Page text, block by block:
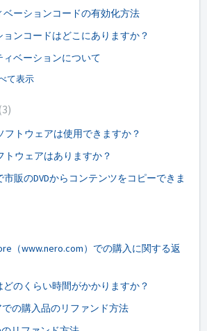
ベーションコードの有効化方法
ンコードはどこにありますか？
ベーションについて
て表示
3
フトウェアは使用できますか？
トウェアはありますか？
市販のDVDからコンテンツをコピーできま
（www.nero.com）での購入に関する返
のくらい時間がかかりますか？
の購入品のリファンド方法